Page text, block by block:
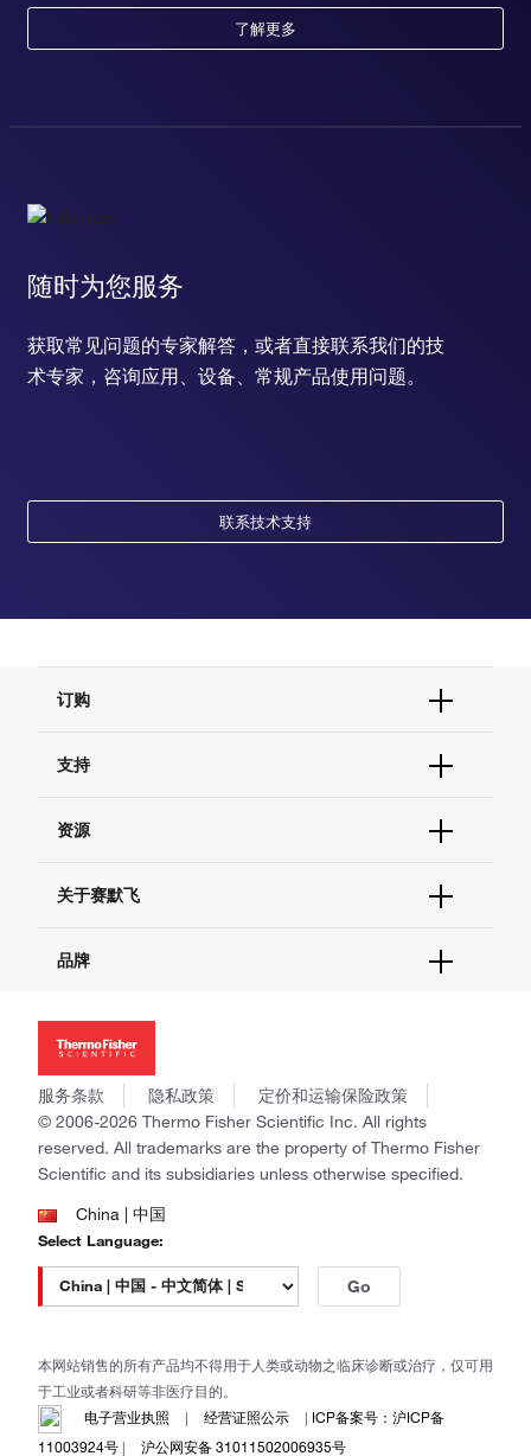
了解更多
随时为您服务
获取常见问题的专家解答，或者直接联系我们的技
术专家，咨询应用、设备、常规产品使用问题。
联系技术支持
订购
订单支持
现货供应中心
支持
联系我们 - 400 820 8982
查找文件&证书
资源
促销
社交媒体
关于赛默飞
招聘
新闻
社会责任
商标
政策和通知
品牌
Applied Biosystems
Invitrogen
Gibco
Ion Torrent
Unity Lab Services
Patheon
PPD
服务条款 隐私政策
定价和运输保险政策
© 2006-2026 Thermo Fisher Scientific Inc. All rights
reserved. All trademarks are the property of Thermo Fisher
Scientific and its subsidiaries unless otherwise specified.
China | 中国
Select Language:
Go
本网站销售的所有产品均不得用于人类或动物之临床诊断或治疗，仅可用
于工业或者科研等非医疗目的。
电子营业执照
| 经营证照公示 | ICP备案号：沪ICP备
11003924号 | 沪公网安备 31011502006935号